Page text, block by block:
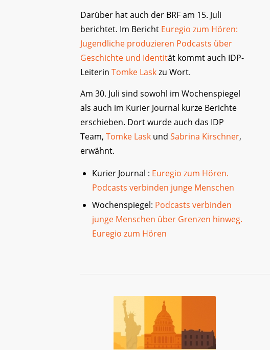
Darüber hat auch der BRF am 15. Juli
berichtet. Im Bericht Euregio zum Hören:
Jugendliche produzieren Podcasts über
Geschichte und Identität kommt auch IDP-
Leiterin Tomke Laskzu Wort.
Am 30. Juli sind sowohl im Wochenspiegel
als auch im Kurier Journal kurze Berichte
erschieben. Dort wurde auch das IDP
Team, Tomke Lask und Sabrina Kirschner,
erwähnt.
Kurier Journal : Euregio zum Hören.
Podcasts verbinden junge Menschen
Wochenspiegel: Podcasts verbinden
junge Menschen über Grenzen hinweg.
Euregio zum Hören